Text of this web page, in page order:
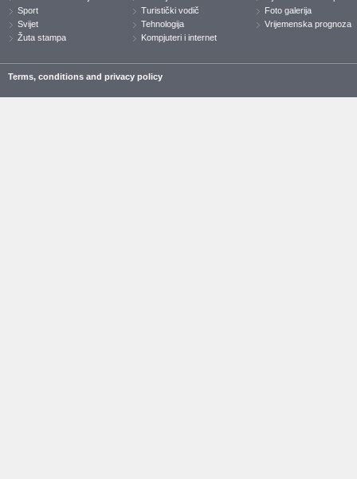
Sport
Svijet
Žuta stampa
Turistički vodič
Tehnologija
Kompjuteri i internet
Foto galerija
Vrijemenska prognoza
Terms, conditions and privacy policy